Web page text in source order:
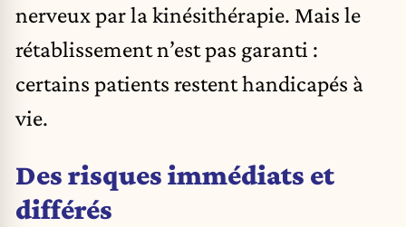
nerveux par la kinésithérapie. Mais le
rétablissement n’est pas garanti :
certains patients restent handicapés à
vie.
Des risques immédiats et
différés